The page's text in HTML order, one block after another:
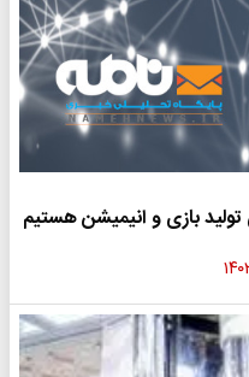
تولید بازی و انیمیشن هستیم